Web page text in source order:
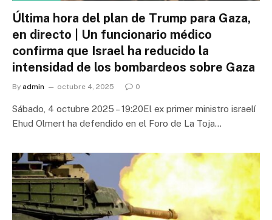
Última hora del plan de Trump para Gaza,
en directo | Un funcionario médico
confirma que Israel ha reducido la
intensidad de los bombardeos sobre Gaza
By admin octubre 4, 2025 0
Sábado, 4 octubre 2025 – 19:20El ex primer ministro israelí
Ehud Olmert ha defendido en el Foro de La Toja…